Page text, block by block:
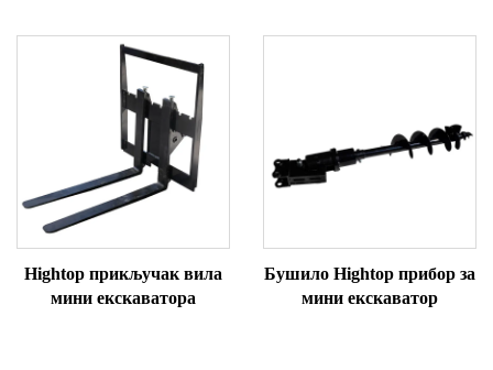
Hightop прикључак вила
мини екскаватора
Бушило Hightop прибор за
мини екскаватор